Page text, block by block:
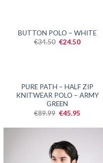
SALEBUTTON POLO – WHITE
€34.50 Oorspronkelijke
€24.50Huidige
SALEPURE PATH – HALF ZIP
KNITWEAR POLO – ARMY
GREEN
€89.99 Oorspronkelijke
€45.95